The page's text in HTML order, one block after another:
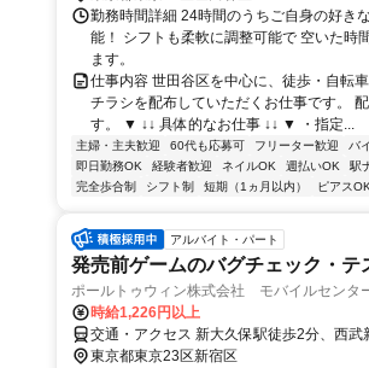
勤務時間詳細 24時間のうちご自身の好き
能！ シフトも柔軟に調整可能で 空いた時
ます。
仕事内容 世田谷区を中心に、徒歩・自転
チラシを配布していただくお仕事です。
す。 ▼ ↓↓ 具体的なお仕事 ↓↓ ▼ ・指定...
主婦・主夫歓迎 60代も応募可 フリーター歓迎 バ
即日勤務OK
経験者歓迎 ネイルOK 週払いOK 駅
完全歩合制
シフト制 短期（1ヵ月以内） ピアスOK
アルバイト・パート
発売前ゲームのバグチェック・テ
ポールトゥウィン株式会社 モバイルセンタ
時給1,226円以上
交通・アクセス 新大久保駅徒歩2分、西
東京都東京23区新宿区